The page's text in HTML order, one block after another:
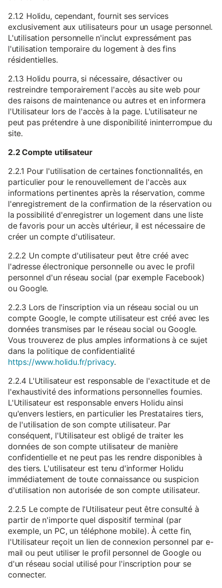
2.1.2 Holidu, cependant, fournit ses services
exclusivement aux utilisateurs pour un usage personnel.
L'utilisation personnelle n'inclut expressément pas
l'utilisation temporaire du logement à des fins
résidentielles.
2.1.3 Holidu pourra, si nécessaire, désactiver ou
restreindre temporairement l'accès au site web pour
des raisons de maintenance ou autres et en informera
l'Utilisateur lors de l'accès à la page. L'utilisateur ne
peut pas prétendre à une disponibilité ininterrompue du
site.
2.2 Compte utilisateur
2.2.1 Pour l'utilisation de certaines fonctionnalités, en
particulier pour le renouvellement de l'accès aux
informations pertinentes après la réservation, comme
l'enregistrement de la confirmation de la réservation ou
la possibilité d'enregistrer un logement dans une liste
de favoris pour un accès ultérieur, il est nécessaire de
créer un compte d'utilisateur.
2.2.2 Un compte d'utilisateur peut être créé avec
l'adresse électronique personnelle ou avec le profil
personnel d'un réseau social (par exemple Facebook)
ou Google.
2.2.3 Lors de l'inscription via un réseau social ou un
compte Google, le compte utilisateur est créé avec les
données transmises par le réseau social ou Google.
Vous trouverez de plus amples informations à ce sujet
dans la politique de confidentialité
https://www.holidu.fr/privacy.
2.2.4 L'Utilisateur est responsable de l'exactitude et de
l'exhaustivité des informations personnelles fournies.
L'Utilisateur est responsable envers Holidu ainsi
qu'envers lestiers, en particulier les Prestataires tiers,
de l'utilisation de son compte utilisateur. Par
conséquent, l'Utilisateur est obligé de traiter les
données de son compte utilisateur de manière
confidentielle et ne peut pas les rendre disponibles à
des tiers. L'utilisateur est tenu d'informer Holidu
immédiatement de toute connaissance ou suspicion
d'utilisation non autorisée de son compte utilisateur.
2.2.5 Le compte de l'Utilisateur peut être consulté à
partir de n'importe quel dispositif terminal (par
exemple, un PC, un téléphone mobile). À cette fin,
l'Utilisateur reçoit un lien de connexion personnel par e-
mail ou peut utiliser le profil personnel de Google ou
d'un réseau social utilisé pour l'inscription pour se
connecter.